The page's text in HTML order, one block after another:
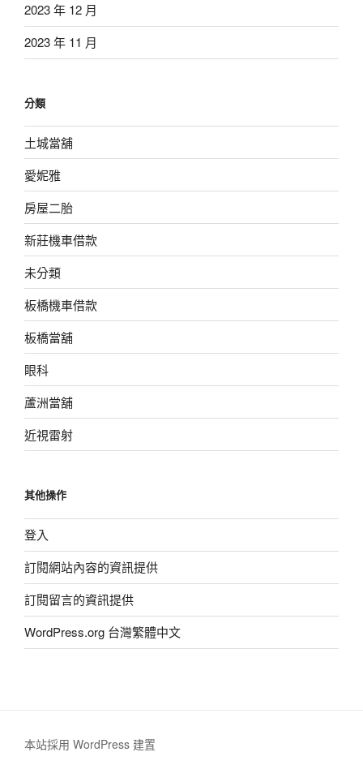
2023 年 12 月
2023 年 11 月
分類
土城當舖
愛妮雅
房屋二胎
新莊機車借款
未分類
板橋機車借款
板橋當舖
眼科
蘆洲當舖
近視雷射
其他操作
登入
訂閱網站內容的資訊提供
訂閱留言的資訊提供
WordPress.org 台灣繁體中文
本站採用 WordPress 建置